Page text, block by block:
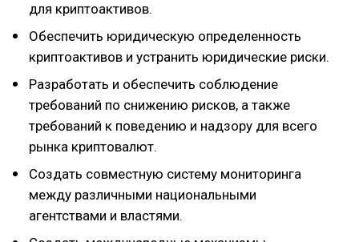
для криптоактивов.
Обеспечить юридическую определенность
криптоактивов и устранить юридические риски.
Разработать и обеспечить соблюдение
требований по снижению рисков, а также
требований к поведению и надзору для всего
рынка криптовалют.
Создать совместную систему мониторинга
между различными национальными
агентствами и властями.